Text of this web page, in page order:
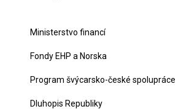
Ministerstvo financí
Fondy EHP a Norska
Program švýcarsko-české spolupráce
Dluhopis Republiky